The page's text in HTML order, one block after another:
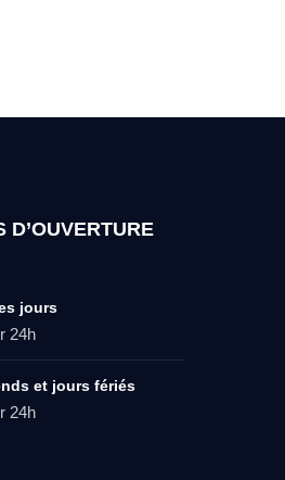
D’OUVERTURE
jours
24h
et jours fériés
24h